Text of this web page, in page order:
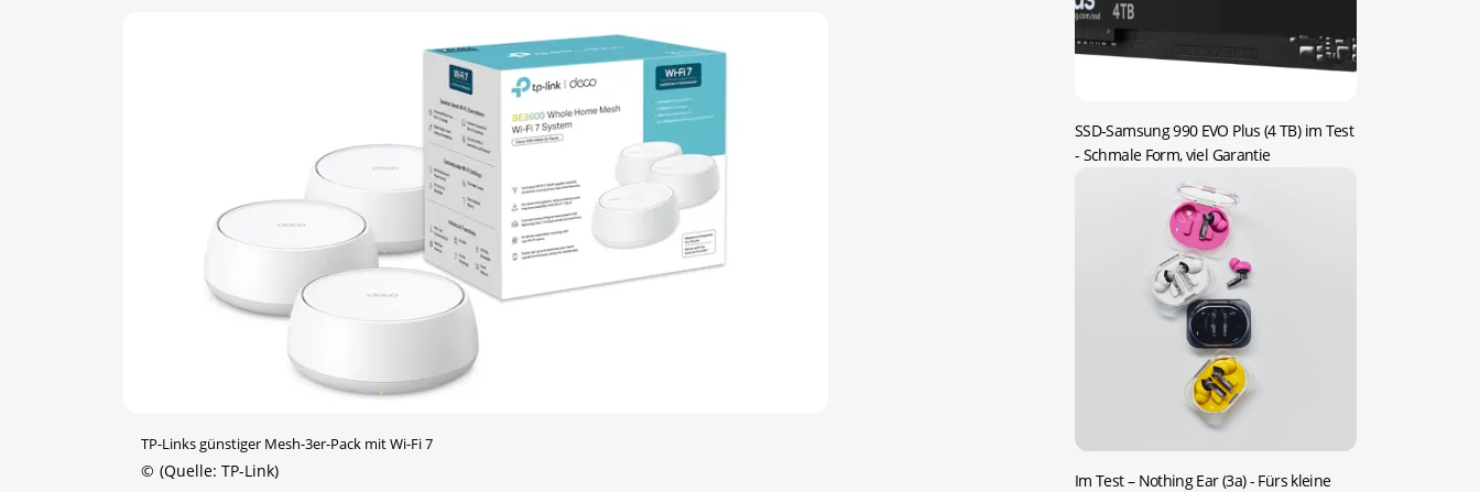
TP-Links günstiger Mesh-3er-Pack mit Wi-Fi 7
© (Quelle: TP-Link)
SSD-Samsung 990 EVO Plus (4 TB) im Test
- Schmale Form, viel Garantie
Im Test – Nothing Ear (3a)- Fürs kleine